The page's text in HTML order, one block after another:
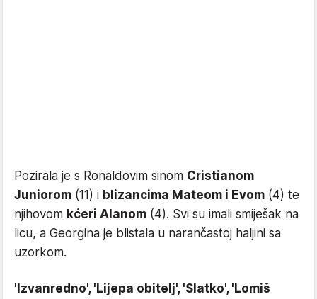
Pozirala je s Ronaldovim sinom Cristianom
Juniorom (11) i blizancima Mateom i Evom (4) te
njihovom kćeri Alanom (4). Svi su imali smiješak na
licu, a Georgina je blistala u narančastoj haljini sa
uzorkom.
'Izvanredno', 'Lijepa obitelj', 'Slatko', 'Lomiš